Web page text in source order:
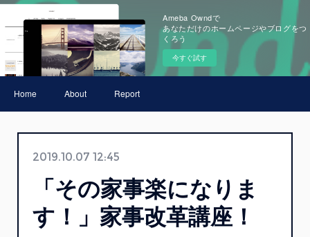
Ameba Owndで
あなただけのホームページやブログをつ
くろう
今すぐ試す
Home About Report
2019.10.07 12:45
「その家事楽になりま
す！」家事改革講座！